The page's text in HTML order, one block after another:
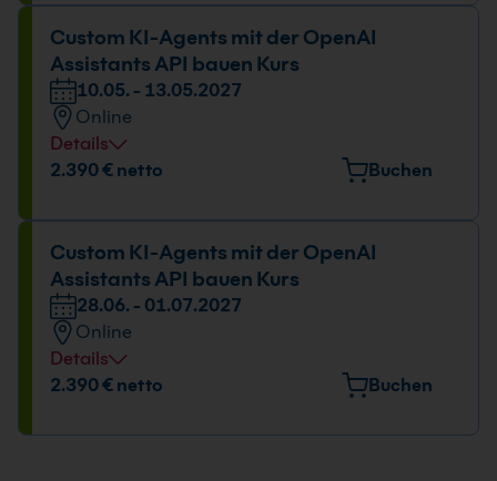
Custom KI-Agents mit der OpenAI
Assistants API bauen Kurs
10.05. - 13.05.2027
Online
Details
2.390 € netto
Buchen
Custom KI-Agents mit der OpenAI
Assistants API bauen Kurs
28.06. - 01.07.2027
Online
Details
2.390 € netto
Buchen